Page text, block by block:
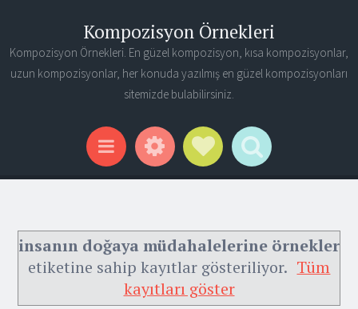
Kompozisyon Örnekleri
Kompozisyon Örnekleri. En güzel kompozisyon, kısa kompozisyonlar,
uzun kompozisyonlar, her konuda yazılmış en güzel kompozisyonları
sitemizde bulabilirsiniz.
Menu WidgetsSocial Links
Search
insanın doğaya müdahalelerine örnekler
etiketine sahip kayıtlar gösteriliyor. Tüm
kayıtları göster